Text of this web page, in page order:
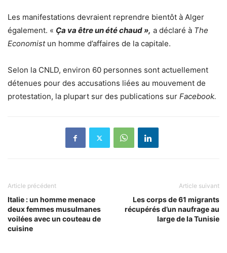
Les manifestations devraient reprendre bientôt à Alger
également. « Ça va être un été chaud », a déclaré à The
Economistun homme d’affaires de la capitale.
Selon la CNLD, environ 60 personnes sont actuellement
détenues pour des accusations liées au mouvement de
protestation, la plupart sur des publications sur Facebook.
Article précédent
Italie : un homme menace
deux femmes musulmanes
voilées avec un couteau de
cuisine
Article suivant
Les corps de 61 migrants
récupérés d’un naufrage au
large de la Tunisie